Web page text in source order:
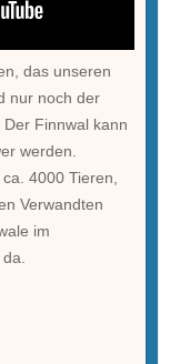
das unseren
nur noch der
Finnwal kann
werden.
4000 Tieren,
Verwandten
im